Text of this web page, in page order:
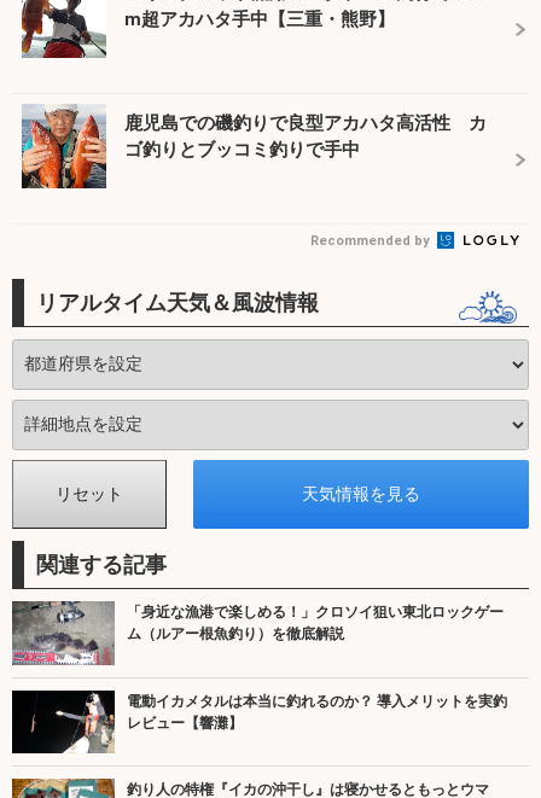
m超アカハタ手中【三重・熊野】
鹿児島での磯釣りで良型アカハタ高活性 カ
ゴ釣りとブッコミ釣りで手中
Recommended by
リアルタイム天気＆風波情報
関連する記事
「身近な漁港で楽しめる！」クロソイ狙い東北ロックゲー
ム（ルアー根魚釣り）を徹底解説
電動イカメタルは本当に釣れるのか？ 導入メリットを実釣
レビュー【響灘】
釣り人の特権『イカの沖干し』は寝かせるともっとウマ